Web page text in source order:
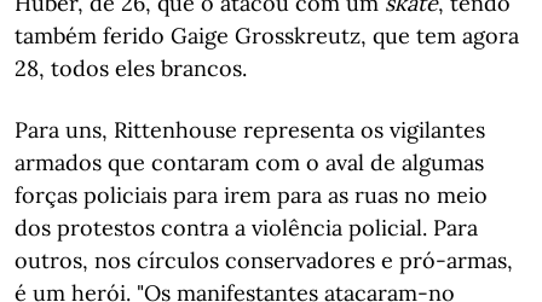
também ferido Gaige Grosskreutz, que tem agora
28, todos eles brancos.
Para uns, Rittenhouse representa os vigilantes
armados que contaram com o aval de algumas
forças policiais para irem para as ruas no meio
dos protestos contra a violência policial. Para
outros, nos círculos conservadores e pró-armas,
é um herói. "Os manifestantes atacaram-no